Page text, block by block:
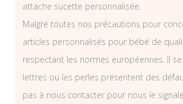
attache sucette personnalisée.
Malgré toutes nos précautions pour
articles personnalisés pour bébé de
respectant les normes européennes. Il
lettres ou les perles présentent des
pas à nous contacter pour nous le